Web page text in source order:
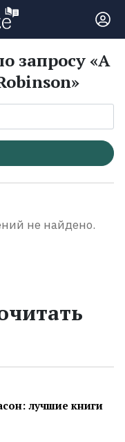
запросу «A
не найдено.
лучшие книги